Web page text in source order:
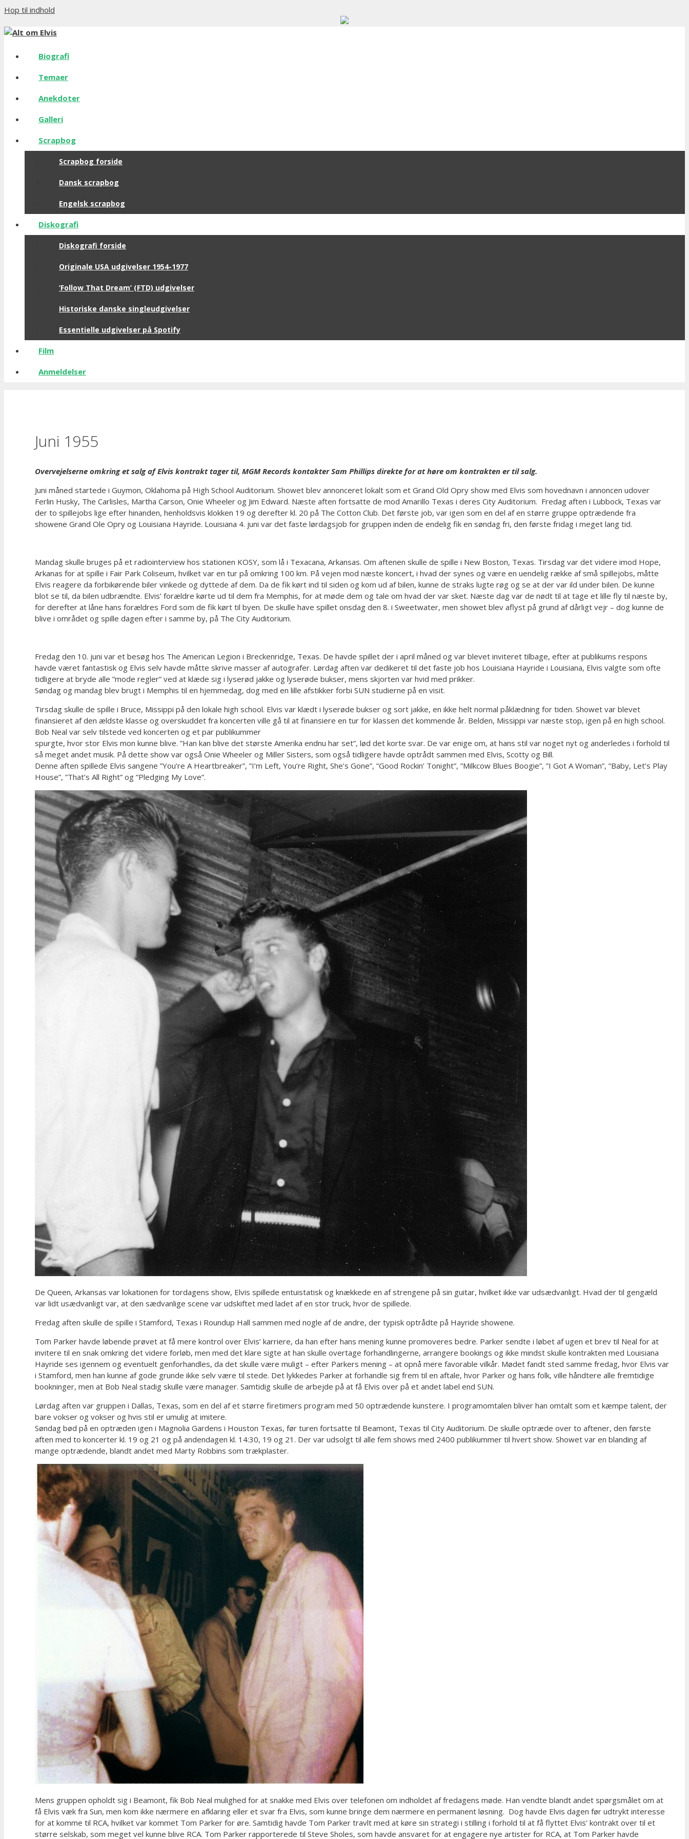
Hop til indhold
Biografi
Temaer
Anekdoter
Galleri
Scrapbog
Scrapbog forside
Dansk scrapbog
Engelsk scrapbog
Diskografi
Diskografi forside
Originale USA udgivelser 1954-1977
‘Follow That Dream’ (FTD) udgivelser
Historiske danske singleudgivelser
Essentielle udgivelser på Spotify
Film
Anmeldelser
Juni 1955
Overvejelserne omkring et salg af Elvis kontrakt tager til, MGM Records kontakter Sam Phillips direkte for at høre om kontrakten er til salg.
Juni måned startede i Guymon, Oklahoma på High School Auditorium. Showet blev annonceret lokalt som et Grand Old Opry show med Elvis som hovednavn i annoncen udover
Ferlin Husky, The Carlisles, Martha Carson, Onie Wheeler og Jim Edward. Næste aften fortsatte de mod Amarillo Texas i deres City Auditorium. Fredag aften i Lubbock, Texas var
der to spillejobs lige efter hinanden, henholdsvis klokken 19 og derefter kl. 20 på The Cotton Club. Det første job, var igen som en del af en større gruppe optrædende fra
showene Grand Ole Opry og Louisiana Hayride. Louisiana 4. juni var det faste lørdagsjob for gruppen inden de endelig fik en søndag fri, den første fridag i meget lang tid.
Mandag skulle bruges på et radiointerview hos stationen KOSY, som lå i Texacana, Arkansas. Om aftenen skulle de spille i New Boston, Texas. Tirsdag var det videre imod Hope,
Arkanas for at spille i Fair Park Coliseum, hvilket var en tur på omkring 100 km. På vejen mod næste koncert, i hvad der synes og være en uendelig række af små spillejobs, måtte
Elvis reagere da forbikørende biler vinkede og dyttede af dem. Da de fik kørt ind til siden og kom ud af bilen, kunne de straks lugte røg og se at der var ild under bilen. De kunne
blot se til, da bilen udbrændte. Elvis’ forældre kørte ud til dem fra Memphis, for at møde dem og tale om hvad der var sket. Næste dag var de nødt til at tage et lille fly til næste by,
for derefter at låne hans forældres Ford som de fik kørt til byen. De skulle have spillet onsdag den 8. i Sweetwater, men showet blev aflyst på grund af dårligt vejr – dog kunne de
blive i området og spille dagen efter i samme by, på The City Auditorium.
Fredag den 10. juni var et besøg hos The American Legion i Breckenridge, Texas. De havde spillet der i april måned og var blevet inviteret tilbage, efter at publikums respons
havde været fantastisk og Elvis selv havde måtte skrive masser af autografer. Lørdag aften var dedikeret til det faste job hos Louisiana Hayride i Louisiana, Elvis valgte som ofte
tidligere at bryde alle ”mode regler” ved at klæde sig i lyserød jakke og lyserøde bukser, mens skjorten var hvid med prikker.
Søndag og mandag blev brugt i Memphis til en hjemmedag, dog med en lille afstikker forbi SUN studierne på en visit.
Tirsdag skulle de spille i Bruce, Missippi på den lokale high school. Elvis var klædt i lyserøde bukser og sort jakke, en ikke helt normal påklædning for tiden. Showet var blevet
finansieret af den ældste klasse og overskuddet fra koncerten ville gå til at finansiere en tur for klassen det kommende år. Belden, Missippi var næste stop, igen på en high school.
Bob Neal var selv tilstede ved koncerten og et par publikummer
spurgte, hvor stor Elvis mon kunne blive. ”Han kan blive det største Amerika endnu har set”, lød det korte svar. De var enige om, at hans stil var noget nyt og anderledes i forhold til
så meget andet musik. På dette show var også Onie Wheeler og Miller Sisters, som også tidligere havde optrådt sammen med Elvis, Scotty og Bill.
Denne aften spillede Elvis sangene ”You’re A Heartbreaker”, ”I’m Left, You’re Right, She’s Gone”, ”Good Rockin’ Tonight”, ”Milkcow Blues Boogie”, ”I Got A Woman”, ”Baby, Let’s Play
House”, ”That’s All Right” og ”Pledging My Love”.
De Queen, Arkansas var lokationen for tordagens show, Elvis spillede entuistatisk og knækkede en af strengene på sin guitar, hvilket ikke var udsædvanligt. Hvad der til gengæld
var lidt usædvanligt var, at den sædvanlige scene var udskiftet med ladet af en stor truck, hvor de spillede.
Fredag aften skulle de spille i Stamford, Texas i Roundup Hall sammen med nogle af de andre, der typisk optrådte på Hayride showene.
Tom Parker havde løbende prøvet at få mere kontrol over Elvis’ karriere, da han efter hans mening kunne promoveres bedre. Parker sendte i løbet af ugen et brev til Neal for at
invitere til en snak omkring det videre forløb, men med det klare sigte at han skulle overtage forhandlingerne, arrangere bookings og ikke mindst skulle kontrakten med Louisiana
Hayride ses igennem og eventuelt genforhandles, da det skulle være muligt – efter Parkers mening – at opnå mere favorable vilkår. Mødet fandt sted samme fredag, hvor Elvis var
i Stamford, men han kunne af gode grunde ikke selv være til stede. Det lykkedes Parker at forhandle sig frem til en aftale, hvor Parker og hans folk, ville håndtere alle fremtidige
bookninger, men at Bob Neal stadig skulle være manager. Samtidig skulle de arbejde på at få Elvis over på et andet label end SUN.
Lørdag aften var gruppen i Dallas, Texas, som en del af et større firetimers program med 50 optrædende kunstere. I programomtalen bliver han omtalt som et kæmpe talent, der
bare vokser og vokser og hvis stil er umulig at imitere.
Søndag bød på en optræden igen i Magnolia Gardens i Houston Texas, før turen fortsatte til Beamont, Texas til City Auditorium. De skulle optræde over to aftener, den første
aften med to koncerter kl. 19 og 21 og på andendagen kl. 14:30, 19 og 21. Der var udsolgt til alle fem shows med 2400 publikummer til hvert show. Showet var en blanding af
mange optrædende, blandt andet med Marty Robbins som trækplaster.
Mens gruppen opholdt sig i Beamont, fik Bob Neal mulighed for at snakke med Elvis over telefonen om indholdet af fredagens møde. Han vendte blandt andet spørgsmålet om at
få Elvis væk fra Sun, men kom ikke nærmere en afklaring eller et svar fra Elvis, som kunne bringe dem nærmere en permanent løsning. Dog havde Elvis dagen før udtrykt interesse
for at komme til RCA, hvilket var kommet Tom Parker for øre. Samtidig havde Tom Parker travlt med at køre sin strategi i stilling i forhold til at få flyttet Elvis’ kontrakt over til et
større selskab, som meget vel kunne blive RCA. Tom Parker rapporterede til Steve Sholes, som havde ansvaret for at engagere nye artister for RCA, at Tom Parker havde